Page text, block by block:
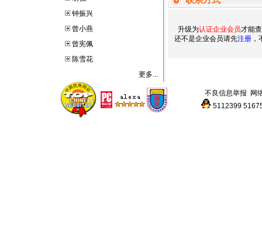
钟振兴
曾小燕
曾宪佩
陈雪花
更多...
升级为认证企业会员才能
还不是企业会员请先注册
不良信息举报 网
5112399